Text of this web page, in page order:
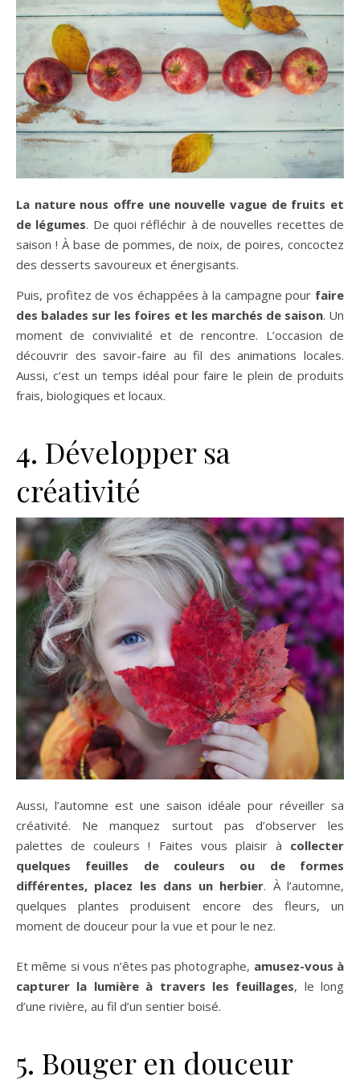
La nature nous offre une nouvelle vague de fruits et
de légumes. De quoi réfléchir à de nouvelles recettes de
saison ! À base de pommes, de noix, de poires, concoctez
des desserts savoureux et énergisants.
Puis, profitez de vos échappées à la campagne pour faire
des balades sur les foires et les marchés de saison. Un
moment de convivialité et de rencontre. L’occasion de
découvrir des savoir-faire au fil des animations locales.
Aussi, c’est un temps idéal pour faire le plein de produits
frais, biologiques et locaux.
4. Développer sa
créativité
Aussi, l’automne est une saison idéale pour réveiller sa
créativité. Ne manquez surtout pas d’observer les
palettes de couleurs ! Faites vous plaisir à collecter
quelques feuilles de couleurs ou de formes
différentes, placez les dans un herbier. À l’automne,
quelques plantes produisent encore des fleurs, un
moment de douceur pour la vue et pour le nez.
Et même si vous n’êtes pas photographe, amusez-vous à
capturer la lumière à travers les feuillages, le long
d’une rivière, au fil d’un sentier boisé.
5. Bouger en douceur